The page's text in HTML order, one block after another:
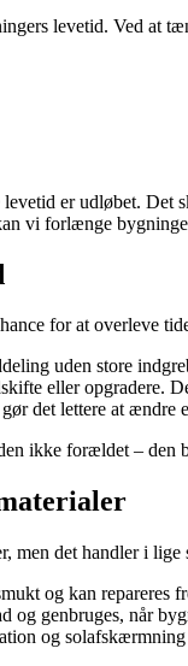
levetid. Ved at
er udløbet. Det
vi forlænge
for at overleve
uden store
eller
det lettere at ændre
ikke forældet – den
det handler i
og kan repareres
og genbruges, når
og